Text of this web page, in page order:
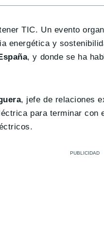
TIC. Un evento
energética y
, y donde se ha
, jefe de relaciones
para terminar